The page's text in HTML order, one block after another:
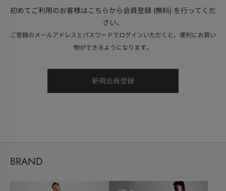
初めてご利用のお客様はこちらから会員登録 (無料) を行ってくだ
さい。
ご登録のメールアドレスとパスワードでログインいただくと、便利にお買い
物ができるようになります。
BRAND